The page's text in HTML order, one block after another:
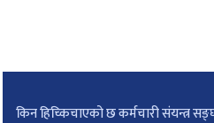
किन हिच्किचाएको छ कर्मचारी संयन्त्र